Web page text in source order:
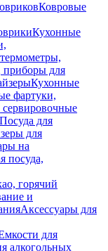
Ковровые
Кухонные
для
Кухонные
фартуки,
сервировочные
Посуда для
для
на
посуда,
горячий
и
Аксессуары для
для
алкогольных